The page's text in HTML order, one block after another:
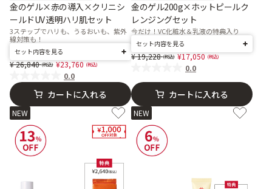
金のゲル×赤の導入×クリニシ
ールドUV 透明ハリ肌セット
3ステップでハリも、うるおいも、紫外
線対策も！
セット内容を見る
Price reduced from
26,840to
23,760
0.0
カートに入れる
金のゲル200g×ホットピールク
レンジングセット
今だけ！VC化粧水＆乳液の特典入り
セット内容を見る
Price reduced from
19,228to
17,050
0.0
カートに入れる
NEW NEW